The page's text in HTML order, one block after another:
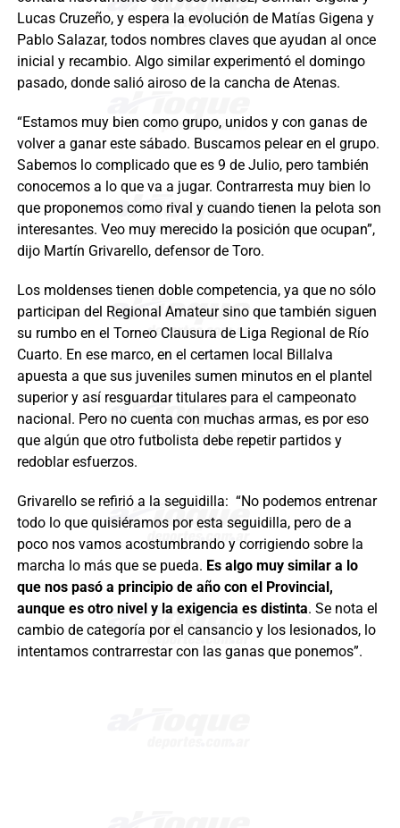
Lucas Cruzeño, y espera la evolución de Matías Gigena y
Pablo Salazar, todos nombres claves que ayudan al once
inicial y recambio. Algo similar experimentó el domingo
pasado, donde salió airoso de la cancha de Atenas.
“Estamos muy bien como grupo, unidos y con ganas de
volver a ganar este sábado. Buscamos pelear en el grupo.
Sabemos lo complicado que es 9 de Julio, pero también
conocemos a lo que va a jugar. Contrarresta muy bien lo
que proponemos como rival y cuando tienen la pelota son
interesantes. Veo muy merecido la posición que ocupan”,
dijo Martín Grivarello, defensor de Toro.
Los moldenses tienen doble competencia, ya que no sólo
participan del Regional Amateur sino que también siguen
su rumbo en el Torneo Clausura de Liga Regional de Río
Cuarto. En ese marco, en el certamen local Billalva
apuesta a que sus juveniles sumen minutos en el plantel
superior y así resguardar titulares para el campeonato
nacional. Pero no cuenta con muchas armas, es por eso
que algún que otro futbolista debe repetir partidos y
redoblar esfuerzos.
Grivarello se refirió a la seguidilla: “No podemos entrenar
todo lo que quisiéramos por esta seguidilla, pero de a
poco nos vamos acostumbrando y corrigiendo sobre la
marcha lo más que se pueda. Es algo muy similar a lo
que nos pasó a principio de año con el Provincial,
aunque es otro nivel y la exigencia es distinta. Se nota el
cambio de categoría por el cansancio y los lesionados, lo
intentamos contrarrestar con las ganas que ponemos”.